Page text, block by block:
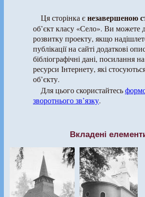
Ця сторінка єнезавершеною
об’єкт класу «Село». Ви можете
розвитку проекту, якщо
публікації на сайті додаткові
бібліографічні дані, посилання
ресурси Інтернету, які
об’єкту.
Для цього скористайтесь
зворотнього зв’язку.
Вкладені